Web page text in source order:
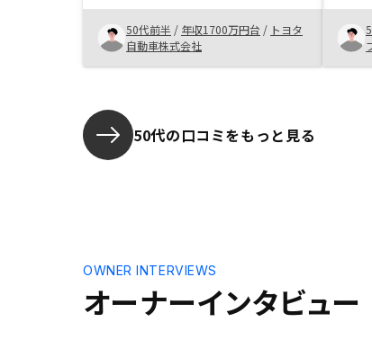
たのと、手間が掛からず管理出来そ
うと思ったため、購入を決めまし
た。 物件価格が少し高く感じたの
で、相場と比較しての価格妥当性を
きるが、その余裕も取れなかった。
50代前半 / 年収1700万円台 / トヨタ
自動車株式会社
悪く
物
ると
50代の口コミをもっと見る
オーナーインタビュー
OWNER INTERVIEWS